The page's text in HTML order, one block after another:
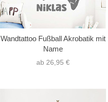
Wandtattoo Fußball Akrobatik mit
Name
ab 26,95 €